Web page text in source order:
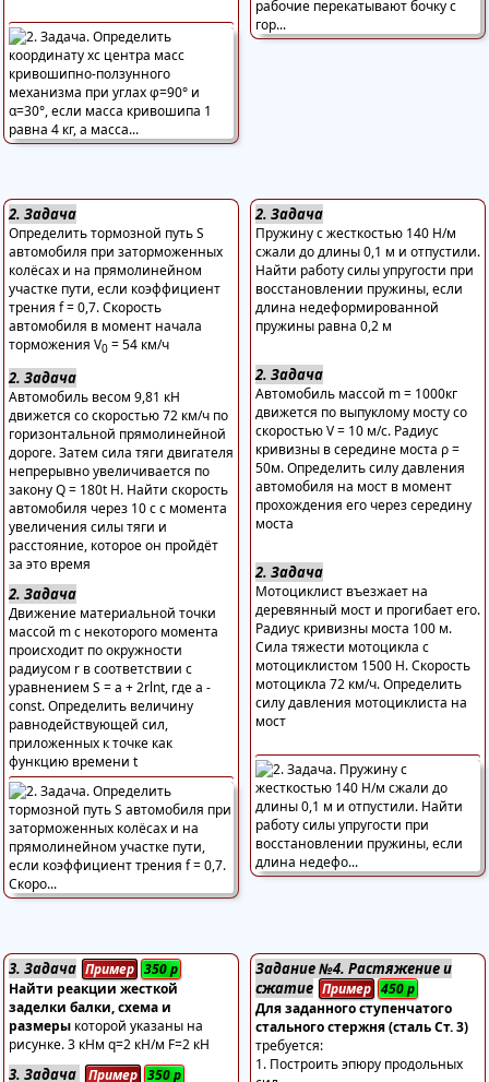
2. Задача
Определить тормозной путь S
автомобиля при заторможенных
колёсах и на прямолинейном
участке пути, если коэффициент
трения f = 0,7. Скорость
автомобиля в момент начала
торможения V0 = 54 км/ч
2. Задача
Автомобиль весом 9,81 кН
движется со скоростью 72 км/ч по
горизонтальной прямолинейной
дороге. Затем сила тяги двигателя
непрерывно увеличивается по
закону Q = 180t Н. Найти скорость
автомобиля через 10 с с момента
увеличения силы тяги и
расстояние, которое он пройдёт
за это время
2. Задача
Движение материальной точки
массой m с некоторого момента
происходит по окружности
радиусом r в соответствии с
уравнением S = a + 2rlnt, где a -
const. Определить величину
равнодействующей сил,
приложенных к точке как
функцию времени t
2. Задача
Пружину с жесткостью 140 Н/м
сжали до длины 0,1 м и отпустили.
Найти работу силы упругости при
восстановлении пружины, если
длина недеформированной
пружины равна 0,2 м
2. Задача
Автомобиль массой m = 1000кг
движется по выпуклому мосту со
скоростью V = 10 м/с. Радиус
кривизны в середине моста ρ =
50м. Определить силу давления
автомобиля на мост в момент
прохождения его через середину
моста
2. Задача
Мотоциклист въезжает на
деревянный мост и прогибает его.
Радиус кривизны моста 100 м.
Сила тяжести мотоцикла с
мотоциклистом 1500 Н. Скорость
мотоцикла 72 км/ч. Определить
силу давления мотоциклиста на
мост
3. Задача Пример 350р
Найти реакции жесткой
заделки балки, схема и
размеры которой указаны на
рисунке. 3 кНм q=2 кН/м F=2 кН
3. Задача Пример 350р
Задание №4. Растяжение и
сжатие Пример 450р
Для заданного ступенчатого
стального стержня (сталь Ст. 3)
требуется:
1. Построить эпюру продольных